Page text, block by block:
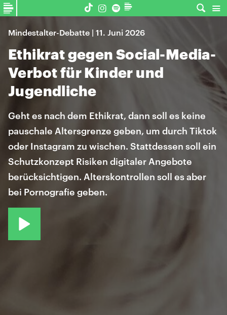
Mindestalter-Debatte | 11. Juni 2026
Ethikrat gegen Social-Media-
Verbot für Kinder und
Jugendliche
Geht es nach dem Ethikrat, dann soll es keine
pauschale Altersgrenze geben, um durch Tiktok
oder Instagram zu wischen. Stattdessen soll ein
Schutzkonzept Risiken digitaler Angebote
berücksichtigen. Alterskontrollen soll es aber
bei Pornografie geben.